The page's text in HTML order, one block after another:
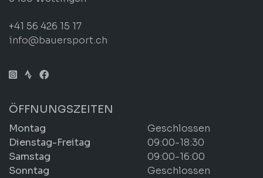
+41 56 426 15 17
info@bauersport.ch
ÖFFNUNGSZEITEN
Montag
Geschlossen
Dienstag-Freitag
09:00-18:30
Samstag
09:00-16:00
Sonntag
Geschlossen